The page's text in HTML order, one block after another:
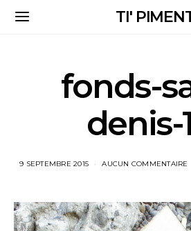
TI'
fonds-
denis-
9 SEPTEMBRE 2015 AUCUN COMMENTAIRE